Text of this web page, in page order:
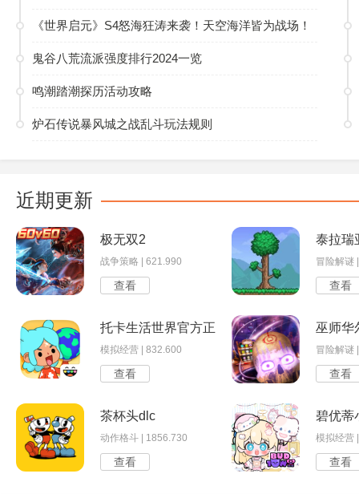
《世界启元》S4怒海狂涛来袭！天空海洋皆为战场！
鬼谷八荒流派强度排行2024一览
鸣潮踏潮探历活动攻略
炉石传说暴风城之战乱斗玩法规则
近期更新
极无双2
战争策略 | 621.990
查看
泰拉瑞
冒险解谜
查看
托卡生活世界官方正版
模拟经营 | 832.600
查看
巫师华
冒险解谜
查看
茶杯头dlc
动作格斗 | 1856.730
查看
碧优蒂
模拟经营
查看